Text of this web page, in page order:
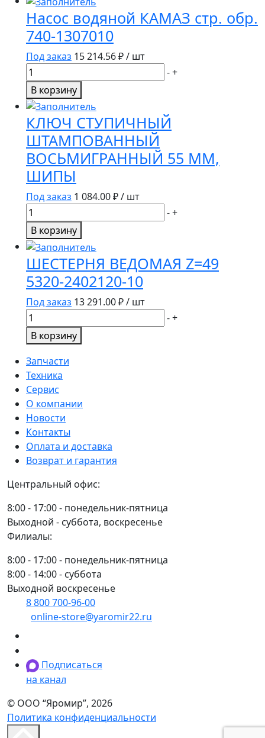
ушка
рессоры
передней
КамАЗ
(65115-
2902478)
НПО
Ростар/
Насос водяной КАМАЗ стр. обр.
740-1307010
Под заказ 15 214.56₽ / шт
Количество
товара
Насос
водяной
КАМАЗ
стр.
обр.
740-
1307010
-+
В корзину
КЛЮЧ СТУПИЧНЫЙ
ШТАМПОВАННЫЙ
ВОСЬМИГРАННЫЙ 55 ММ,
ШИПЫ
Под заказ 1 084.00₽ / шт
Количество
товара
КЛЮЧ
СТУПИЧНЫЙ
ШТАМПОВАННЫЙ
ВОСЬМИГРАННЫЙ
55
ММ,
ШИПЫ
-+
В корзину
ШЕСТЕРНЯ ВЕДОМАЯ Z=49
5320-2402120-10
Под заказ 13 291.00₽ / шт
Количество
товара
ШЕСТЕРНЯ
ВЕДОМАЯ
Z=49
5320-
2402120-
10
-+
В корзину
Запчасти
Техника
Сервис
О компании
Новости
Контакты
Оплата и доставка
Возврат и гарантия
Центральный офис:
8:00 - 17:00 - понедельник-пятница
Выходной - суббота, воскресенье
Филиалы:
8:00 - 17:00 - понедельник-пятница
8:00 - 14:00 - суббота
Выходной воскресенье
8 800 700-96-00
online-store@yaromir22.ru
Подписаться
на канал
© ООО “Яромир”, 2026
Политика конфиденциальности